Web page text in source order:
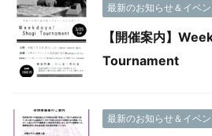
最新のお知らせ＆イベ
【開催案内】
Tournament
最新のお知らせ＆イベ